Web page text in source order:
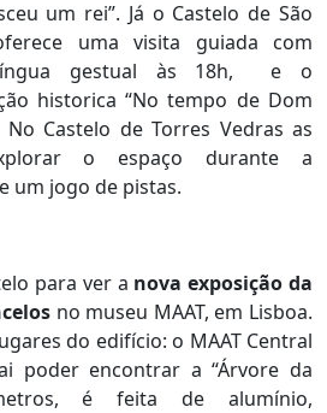
um rei”. Já o Castelo de São
uma visita guiada com
língua gestual às 18h, e o
historica “No tempo de Dom
Castelo de Torres Vedras as
o espaço durante a
um jogo de pistas.
para ver a nova exposição da
no museu MAAT, em Lisboa.
do edifício: o MAAT Central
poder encontrar a “Árvore da
é feita de alumínio,